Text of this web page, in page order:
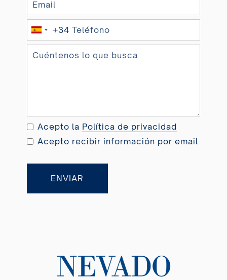
S
p
a
4
+34
Acepto la Política de privacidad
Acepto recibir información por email
ENVIAR